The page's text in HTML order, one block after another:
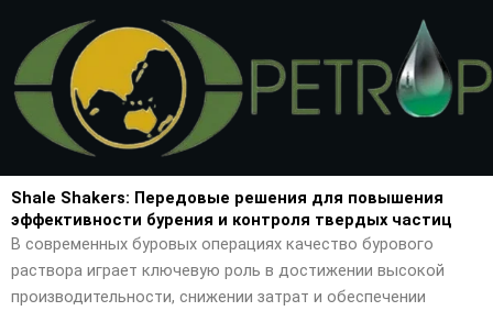
содержимому
Shale Shakers: Передовые решения для повышения
эффективности бурения и контроля твердых частиц
В современных буровых операциях качество бурового
раствора играет ключевую роль в достижении высокой
производительности, снижении затрат и обеспечении